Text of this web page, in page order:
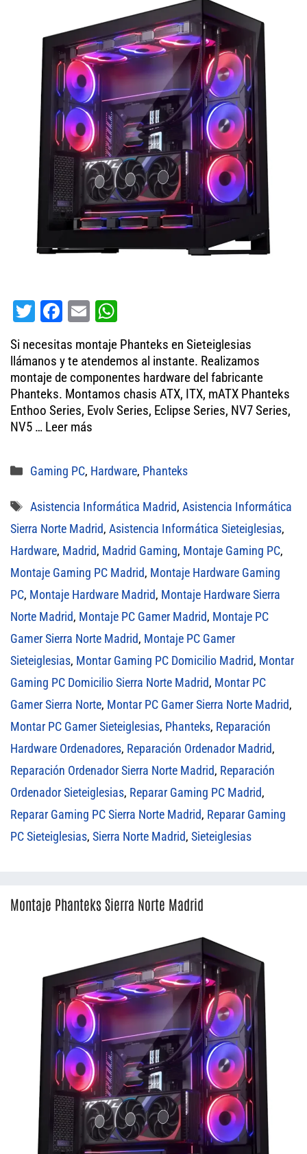
T
tt
er
Fa
bo
ok
E
ail
ha
ts
A
pp
Si necesitas montaje Phanteks en Sieteiglesias
llámanos y te atendemos al instante. Realizamos
montaje de componentes hardware del fabricante
Phanteks. Montamos chasis ATX, ITX, mATX Phanteks
Enthoo Series, Evolv Series, Eclipse Series, NV7 Series,
NV5 … Leer más
Categorías
Gaming PC, Hardware, Phanteks
Etiquetas
Asistencia Informática Madrid, Asistencia Informática
Sierra Norte Madrid, Asistencia Informática Sieteiglesias,
Hardware, Madrid, Madrid Gaming, Montaje Gaming PC,
Montaje Gaming PC Madrid, Montaje Hardware Gaming
PC, Montaje Hardware Madrid, Montaje Hardware Sierra
Norte Madrid, Montaje PC Gamer Madrid, Montaje PC
Gamer Sierra Norte Madrid, Montaje PC Gamer
Sieteiglesias, Montar Gaming PC Domicilio Madrid, Montar
Gaming PC Domicilio Sierra Norte Madrid, Montar PC
Gamer Sierra Norte, Montar PC Gamer Sierra Norte Madrid,
Montar PC Gamer Sieteiglesias, Phanteks, Reparación
Hardware Ordenadores, Reparación Ordenador Madrid,
Reparación Ordenador Sierra Norte Madrid, Reparación
Ordenador Sieteiglesias, Reparar Gaming PC Madrid,
Reparar Gaming PC Sierra Norte Madrid, Reparar Gaming
PC Sieteiglesias, Sierra Norte Madrid, Sieteiglesias
Montaje Phanteks Sierra Norte Madrid